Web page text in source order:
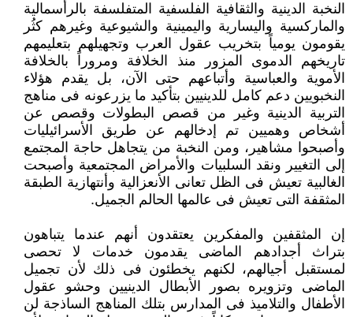
النخبة الدينية والثقافية الفلسفية المتفلسفة بالرأسمالية
والماركسية واليسارية واليمينية والشيوعية وغيرهم كثُر
يقومون يومياً بتخريب ‏عقول العرب وتجهيلهم بتعليمهم
تاريخهم الدموى المزور منذ الخلافة ومروراً بالخلافة
الأموية والعباسية وأتباعهم حتى الآن، بل يقدم ‏هؤلاء
النخبويين دعم كامل للدينيين بتأكيد ما يزرعونه فى مناهج
التربية الدينية وغير من قصص البطولات وقصص عن
أشخاص ‏وهميين تم إدخالهم عن طريق الأسرائيليات
وأصبحوا مشاهير، ومن النخبة من يتجاهل حاجة المجتمع
إلى التغيير ونقد السلبيات ‏والأمراض المجتمعية وأصبحت
الغالبية تعيش فى الظل تعانى الأنعزالية وأنتهازية الطبقة
المثقفة التى تعيش فى عالمها الحالم الجميل. ‏
إن المثقفين والمفكرين يعتقدون أنهم عندما يتباهون
بتراث أجدادهم الماضى يقدمون خدمات لا تحصى
لمستقبل أجيالهم، لكنهم يخطئون ‏فى ذلك لأن تجميل
الماضى وتزويره بصور الأبطال الدينيين وحشو عقول
الأطفال والتلاميذ فى المدارس بتلك المناهج الساذجة لن